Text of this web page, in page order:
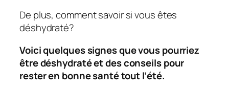
De plus, comment savoir si vous êtes
déshydraté?
Voici quelques signes que vous pourriez
être déshydraté et des conseils pour
rester en bonne santé tout l’été.